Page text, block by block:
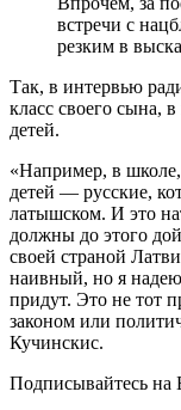
встречи с
резким в
Так, в интервью
класс своего сына,
детей.
«Например, в
детей — русские,
латышском. И это
должны до этого
своей страной
наивный, но я
придут. Это не тот
законом или
Кучинскис.
Подписывайтесь на